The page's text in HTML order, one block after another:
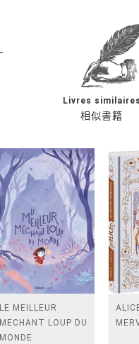
相似書籍
Livres similaires
LE MEILLEUR
MECHANT LOUP DU
MONDE